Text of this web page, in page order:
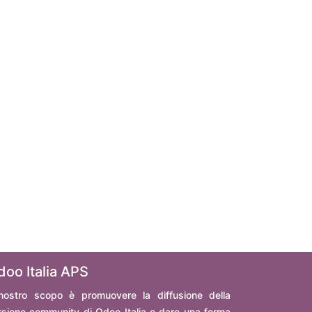
Italia APS
scopo è promuovere la diffusione della